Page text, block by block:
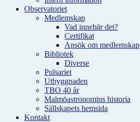
Observatoriet
Medlemskap
Vad innebär det?
Certifikat
Ansök om medlemskap
Bibliotek
Diverse
Pulsariet
Utbyggnaden
TBO 40 år
Malmöastronomins historia
Sällskapets hemsida
Kontakt